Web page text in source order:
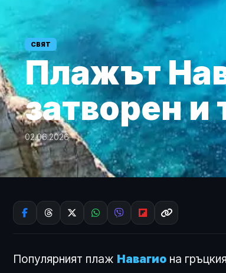
СВЯТ
Плажът
затворен и
02.06.2026
Популярният плаж Навагио на